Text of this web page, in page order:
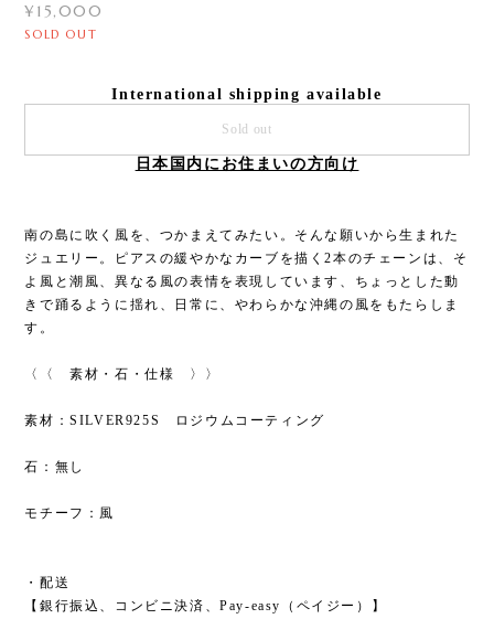
¥15,000
SOLD OUT
International shipping available
Sold out
日本国内にお住まいの方向け
南の島に吹く風を、つかまえてみたい。そんな願いから生まれた
ジュエリー。ピアスの緩やかなカーブを描く2本のチェーンは、そ
よ風と潮風、異なる風の表情を表現しています、ちょっとした動
きで踊るように揺れ、日常に、やわらかな沖縄の風をもたらしま
す。
〈〈 素材・石・仕様 〉〉
素材：SILVER925S ロジウムコーティング
石：無し
モチーフ：風
・配送
【銀行振込、コンビニ決済、Pay-easy（ペイジー）】